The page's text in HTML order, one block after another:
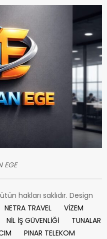
EGE
hakları saklıdır. Design
NETRA TRAVEL
VİZEM
NİL İŞ GÜVENLİĞİ
TUNALAR
PINAR TELEKOM